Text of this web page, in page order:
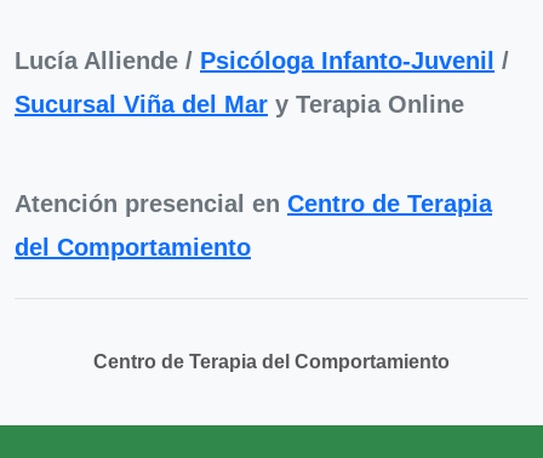
Lucía Alliende / Psicóloga Infanto-Juvenil /
Sucursal Viña del Mar y Terapia Online
Atención presencial en Centro de Terapia
del Comportamiento
Centro de Terapia del Comportamiento